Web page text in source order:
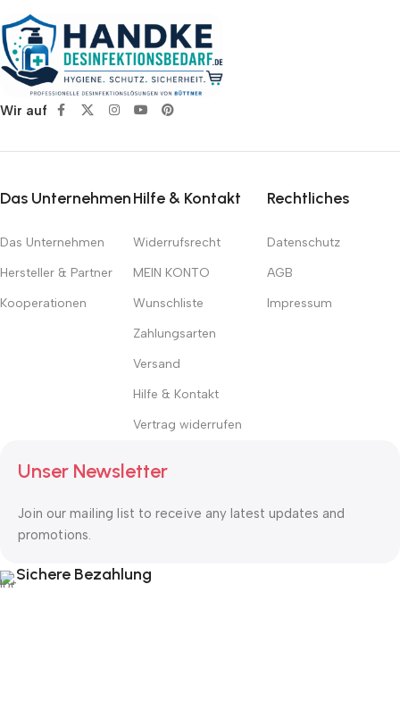
Wir auf
Das Unternehmen
Das Unternehmen
Hersteller & Partner
Kooperationen
Hilfe & Kontakt
Widerrufsrecht
MEIN KONTO
Wunschliste
Zahlungsarten
Versand
Hilfe & Kontakt
Vertrag widerrufen
Rechtliches
Datenschutz
AGB
Impressum
Unser Newsletter
Join our mailing list to receive any latest updates and
promotions.
Sichere Bezahlung